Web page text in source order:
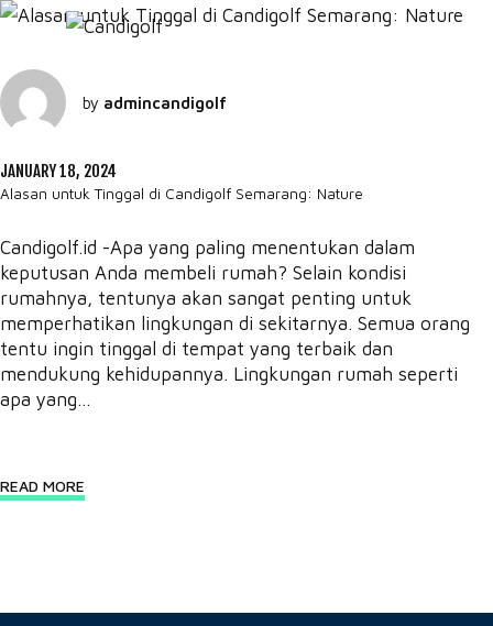
by admincandigolf
JANUARY 18, 2024
Alasan untuk Tinggal di Candigolf Semarang: Nature
Candigolf.id -Apa yang paling menentukan dalam
keputusan Anda membeli rumah? Selain kondisi
rumahnya, tentunya akan sangat penting untuk
memperhatikan lingkungan di sekitarnya. Semua orang
tentu ingin tinggal di tempat yang terbaik dan
mendukung kehidupannya. Lingkungan rumah seperti
apa yang...
READ MORE